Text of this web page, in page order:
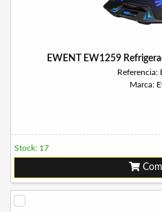
EWENT EW1259
Referencia:
Marca:
Stock: 17